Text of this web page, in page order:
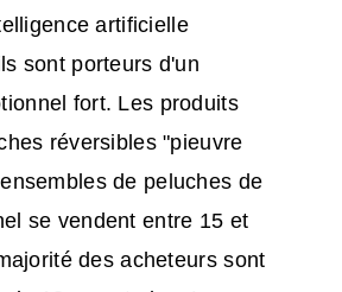
artificielle
sont porteurs d'un
fort. Les produits
réversibles "pieuvre
de peluches de
se vendent entre 15 et
des acheteurs sont